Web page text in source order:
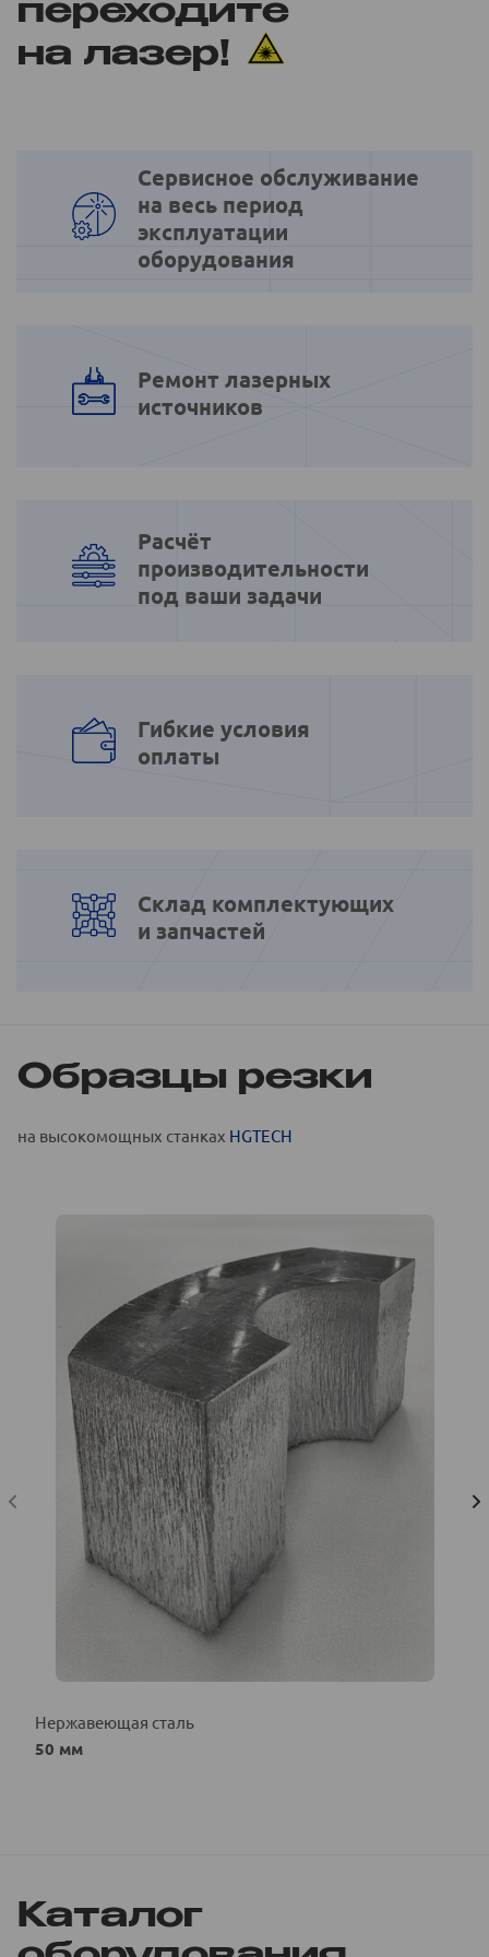
переходите
на лазер!
Сервисное обслуживание
на весь период
эксплуатации
оборудования
Ремонт лазерных
источников
Расчёт
производительности
под ваши задачи
Гибкие условия
оплаты
Склад комплектующих
и запчастей
Образцы резки
на высокомощных станках HGTECH
Нержавеющая сталь
50 мм
Каталог